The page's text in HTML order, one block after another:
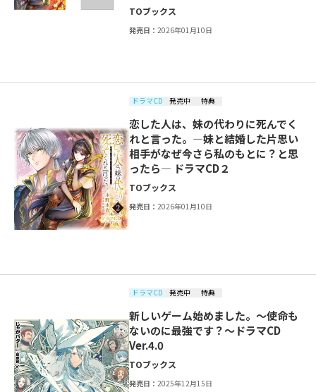
TOブックス
発売日：2026年01月10日
ドラマCD 発売中 特典
恋した人は、妹の代わりに死んでく
れと言った。―妹と結婚した片思い
相手がなぜ今さら私のもとに？と思
ったら― ドラマCD２
TOブックス
発売日：2026年01月10日
ドラマCD 発売中 特典
新しいゲーム始めました。～使命も
ないのに最強です？～ドラマCD
Ver.4.0
TOブックス
発売日：2025年12月15日